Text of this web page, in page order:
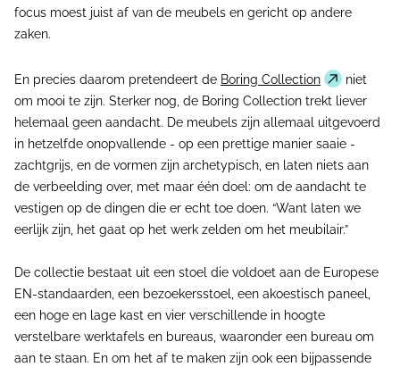
focus moest juist af van de meubels en gericht op andere
zaken.
En precies daarom pretendeert de Boring Collection
niet
om mooi te zijn. Sterker nog, de Boring Collection trekt liever
helemaal geen aandacht. De meubels zijn allemaal uitgevoerd
in hetzelfde onopvallende - op een prettige manier saaie -
zachtgrijs, en de vormen zijn archetypisch, en laten niets aan
de verbeelding over, met maar één doel: om de aandacht te
vestigen op de dingen die er echt toe doen. “Want laten we
eerlijk zijn, het gaat op het werk zelden om het meubilair.”
De collectie bestaat uit een stoel die voldoet aan de Europese
EN-standaarden, een bezoekersstoel, een akoestisch paneel,
een hoge en lage kast en vier verschillende in hoogte
verstelbare werktafels en bureaus, waaronder een bureau om
aan te staan. En om het af te maken zijn ook een bijpassende